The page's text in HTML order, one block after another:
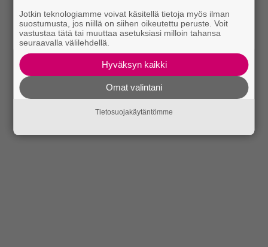
Jotkin teknologiamme voivat käsitellä tietoja myös ilman
suostumusta, jos niillä on siihen oikeutettu peruste. Voit
vastustaa tätä tai muuttaa asetuksiasi milloin tahansa
seuraavalla välilehdellä.
Hyväksyn kaikki
Omat valintani
Tietosuojakäytäntömme